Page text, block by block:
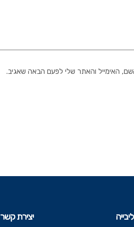
האימייל והאתר שלי לפעם הבאה שאגיב.
יצירת קשר